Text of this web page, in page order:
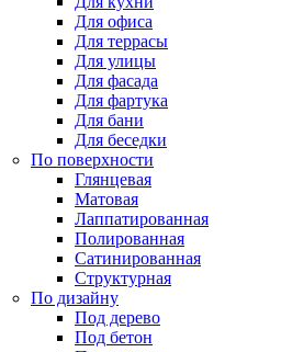
Для офиса
Для террасы
Для улицы
Для фасада
Для фартука
Для бани
Для беседки
По поверхности
Глянцевая
Матовая
Лаппатированная
Полированная
Сатинированная
Структурная
По дизайну
Под дерево
Под бетон